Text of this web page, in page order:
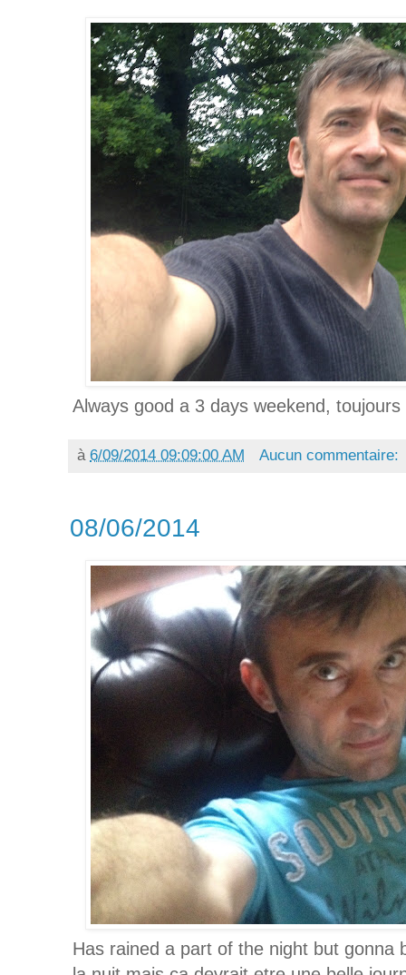
Always good a 3 days weekend,
à 6/09/2014 09:09:00 AM Aucun commentaire:
08/06/2014
Has rained a part of the night but gonna